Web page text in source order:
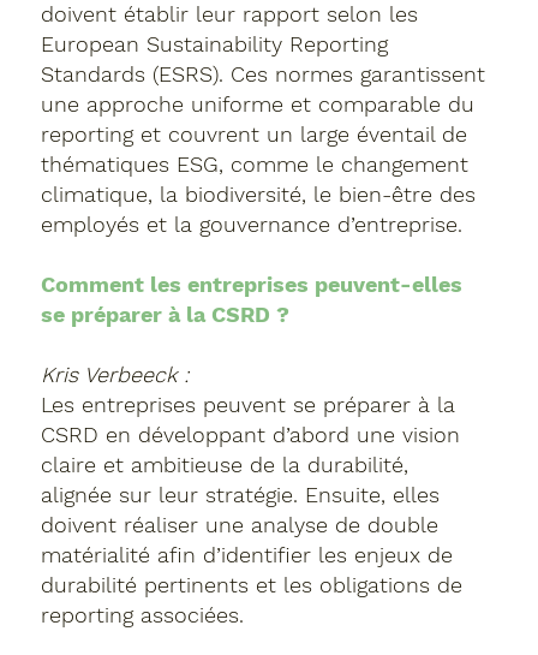
doivent établir leur rapport selon les
European Sustainability Reporting
Standards (ESRS). Ces normes garantissent
une approche uniforme et comparable du
reporting et couvrent un large éventail de
thématiques ESG, comme le changement
climatique, la biodiversité, le bien-être des
employés et la gouvernance d’entreprise.
Comment les entreprises peuvent-elles
se préparer à la CSRD ?
Kris Verbeeck :
Les entreprises peuvent se préparer à la
CSRD en développant d’abord une vision
claire et ambitieuse de la durabilité,
alignée sur leur stratégie. Ensuite, elles
doivent réaliser une analyse de double
matérialité afin d’identifier les enjeux de
durabilité pertinents et les obligations de
reporting associées.